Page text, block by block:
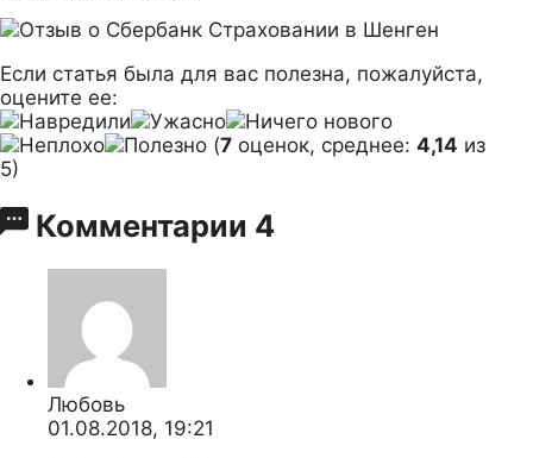
Если статья была для вас полезна, пожалуйста,
оцените ее:
(7 оценок, среднее: 4,14 из
5)
Комментарии 4
Любовь
01.08.2018, 19:21